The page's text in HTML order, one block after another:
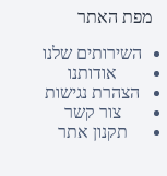
מפת האתר
השירותים שלנו
אודותנו
הצהרת נגישות
צור קשר
תקנון אתר